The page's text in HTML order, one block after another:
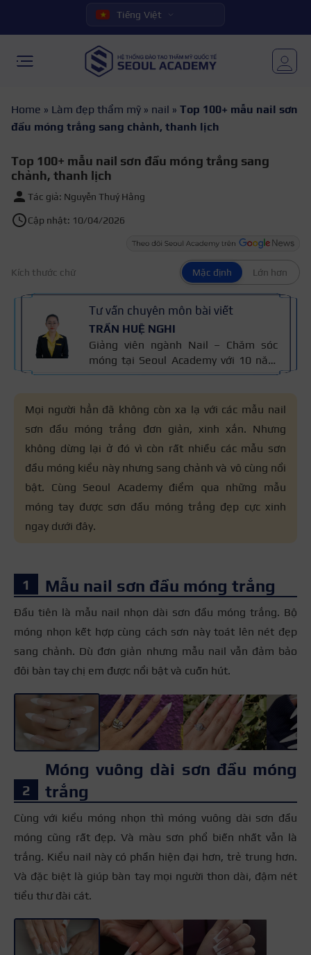
Tiếng Việt
Home » Làm đẹp thẩm mỹ » nail » Top 100+ mẫu nail sơn
đầu móng trắng sang chảnh, thanh lịch
Top 100+ mẫu nail sơn đầu móng trắng sang
chảnh, thanh lịch
Tác giả: Nguyễn Thuý Hằng
Cập nhật: 10/04/2026
Kích thước chữ Mặc định Lớn hơn
Tư vấn chuyên môn bài viết
TRẦN HUỆ NGHI
Giảng viên ngành Nail – Chăm sóc
móng tại Seoul Academy với 10 năm
kinh nghiệm trong nghề. Có chuyên
móng, sơn gel, đắp bột và vẽ móng
nghệ thuật. Kiến thức trong bài được
đối chiếu với quy trình chăm sóc móng
chuẩn nghề và 10 năm kinh nghiệm
giảng dạy của cô, giúp người đọc nắm
thông tin đáng tin cậy.
Mọi người hẳn đã không còn xa lạ với các mẫu nail
sơn đầu móng trắng đơn giản, xinh xắn. Nhưng
không dừng lại ở đó vì còn rất nhiều các mẫu sơn
đầu móng kiểu này nhưng sang chảnh và vô cùng nổi
bật. Cùng Seoul Academy điểm qua những mẫu
móng tay được sơn đầu móng trắng đẹp cực xinh
ngay dưới đây.
Mẫu nail sơn đầu móng trắng
Đầu tiên là mẫu nail nhọn dài sơn đầu móng trắng. Bộ
móng nhọn kết hợp cùng cách sơn này toát lên nét đẹp
sang chảnh. Dù đơn giản nhưng mẫu nail vẫn đảm bảo
đôi bàn tay chị em được nổi bật và cuốn hút.
Móng vuông dài sơn đầu móng
trắng
Cùng với kiểu móng nhọn thì móng vuông dài sơn đầu
móng cũng rất đẹp. Và màu sơn phổ biến nhất vẫn là
trắng. Kiểu nail này có phần hiện đại hơn, trẻ trung hơn.
Và đặc biệt là giúp bàn tay mọi người thon dài, đậm nét
tiểu thư đài cát.